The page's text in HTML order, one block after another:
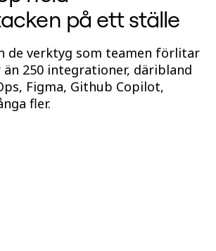
på ett ställe
de verktyg som teamen förlitar
250 integrationer, däribland
Figma, Github Copilot,
fler.